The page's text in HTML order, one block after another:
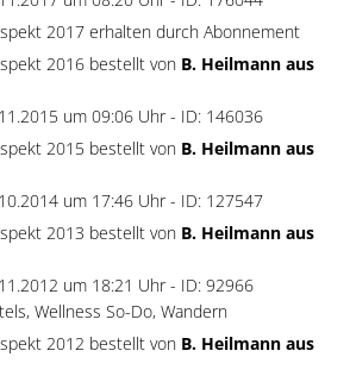
2017 erhalten durch Abonnement
2016 bestellt von B. Heilmann aus
um 09:06 Uhr - ID: 146036
2015 bestellt von B. Heilmann aus
um 17:46 Uhr - ID: 127547
2013 bestellt von B. Heilmann aus
um 18:21 Uhr - ID: 92966
Wellness So-Do, Wandern
2012 bestellt von B. Heilmann aus